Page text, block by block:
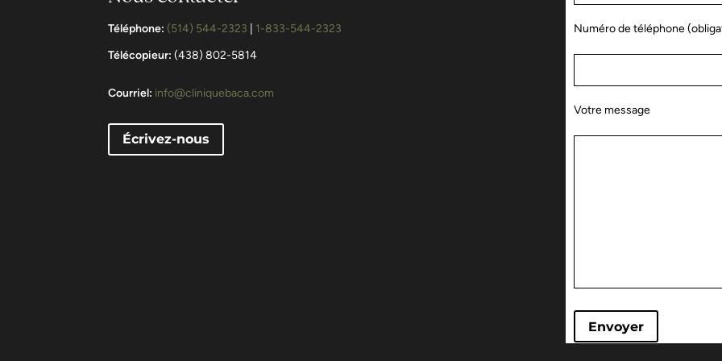
Téléphone: (514) 544-2323 1-833-544-2323
Télécopieur: (438) 802-5814
Courriel: info@cliniquebaca.com
Écrivez-nous
Numéro de téléphone
Votre message
Envoyer